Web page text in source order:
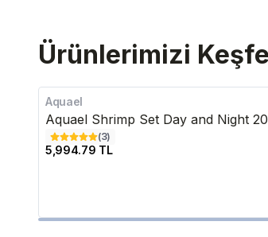
Ürünlerimizi
Aquael
Aquael Shrimp Set Day and Night
(3)
5,994.79 TL